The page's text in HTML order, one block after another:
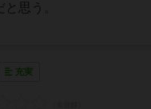
思う。
充実